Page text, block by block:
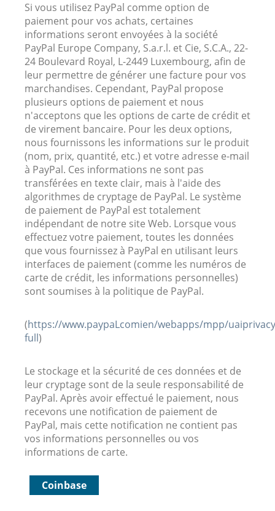
Si vous utilisez PayPal comme option de
paiement pour vos achats, certaines
informations seront envoyées à la société
PayPal Europe Company, S.a.r.l. et Cie, S.C.A., 22-
24 Boulevard Royal, L-2449 Luxembourg, afin de
leur permettre de générer une facture pour vos
marchandises. Cependant, PayPal propose
plusieurs options de paiement et nous
n'acceptons que les options de carte de crédit et
de virement bancaire. Pour les deux options,
nous fournissons les informations sur le produit
(nom, prix, quantité, etc.) et votre adresse e-mail
à PayPal. Ces informations ne sont pas
transférées en texte clair, mais à l'aide des
algorithmes de cryptage de PayPal. Le système
de paiement de PayPal est totalement
indépendant de notre site Web. Lorsque vous
effectuez votre paiement, toutes les données
que vous fournissez à PayPal en utilisant leurs
interfaces de paiement (comme les numéros de
carte de crédit, les informations personnelles)
sont soumises à la politique de PayPal.
(https://www.paypaLcomien/webapps/mpp/
full)
Le stockage et la sécurité de ces données et de
leur cryptage sont de la seule responsabilité de
PayPal. Après avoir effectué le paiement, nous
recevons une notification de paiement de
PayPal, mais cette notification ne contient pas
vos informations personnelles ou vos
informations de carte.
Coinbase